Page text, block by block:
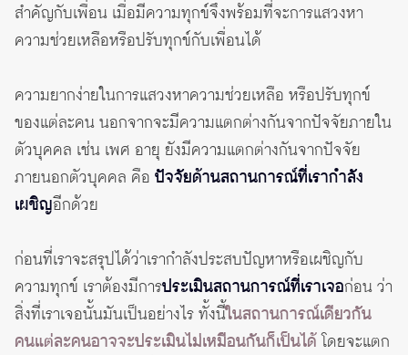
สำคัญกับเพื่อน เมื่อมีความทุกข์จึงพร้อมที่จะการแสวงหา
ความช่วยเหลือหรือปรับทุกข์กับเพื่อนได้
ความยากง่ายในการแสวงหาความช่วยเหลือ หรือปรับทุกข์
ของแต่ละคน นอกจากจะมีความแตกต่างกันจากปัจจัยภายใน
ตัวบุคคล เช่น เพศ อายุ ยังมีความแตกต่างกันจากปัจจัย
ภายนอกตัวบุคคล คือ ปัจจัยด้านสถานการณ์ที่เรากำลัง
เผชิญอีกด้วย
ก่อนที่เราจะสรุปได้ว่าเรากำลังประสบปัญหาหรือเผชิญกับ
ความทุกข์ เราต้องมีการประเมินสถานการณ์ที่เราเจอก่อน ว่า
สิ่งที่เราเจอนั้นมันเป็นอย่างไร ทั้งนี้ในสถานการณ์เดียวกัน
คนแต่ละคนอาจจะประเมินไม่เหมือนกันก็เป็นได้โดยจะแตก